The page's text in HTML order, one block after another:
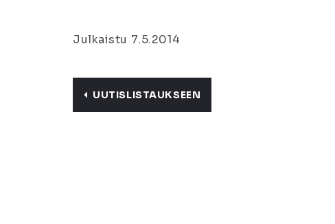
Julkaistu 7.5.2014
UUTISLISTAUKSEEN